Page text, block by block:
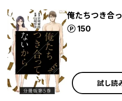
俺たちつき合
150
ポイント
試し読